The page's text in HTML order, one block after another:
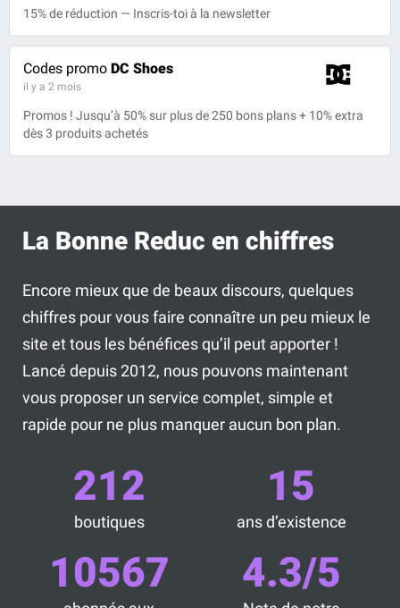
15% de réduction — Inscris-toi à la newsletter
Codes promo DC Shoes
il y a 2 mois
Promos ! Jusqu’à 50% sur plus de 250 bons plans + 10% extra
dès 3 produits achetés
La Bonne Reduc en chiffres
Encore mieux que de beaux discours, quelques
chiffres pour vous faire connaître un peu mieux le
site et tous les bénéfices qu’il peut apporter !
Lancé depuis 2012, nous pouvons maintenant
vous proposer un service complet, simple et
rapide pour ne plus manquer aucun bon plan.
212
boutiques
15
ans d’existence
10567 4.3/5